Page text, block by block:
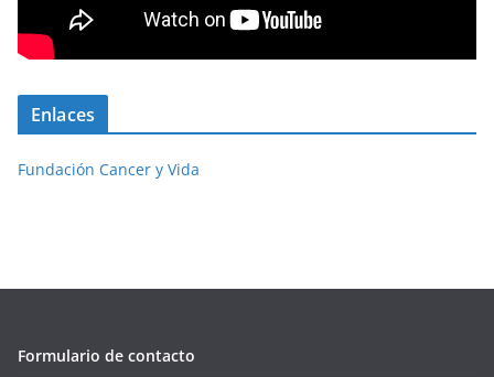
Enlaces
Fundación Cancer y Vida
Formulario de contacto